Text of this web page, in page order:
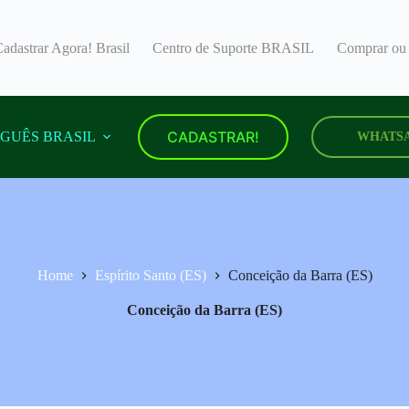
Agora! Brasil Centro de Suporte BRASIL Comprar
BRASIL CADASTRAR!
Home Espírito Santo (ES) Conceição da Barra (ES)
Conceição da Barra (ES)